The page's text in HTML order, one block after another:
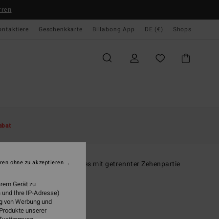
Geschenkkarte Billabong App DE (€) Shops
Schwarz Neopren-Booties mit getrennter Zehenpartie
(2 Bewertungen)
€
Gerät zu
Ihre IP-Adresse)
von Werbung und
unserer
ohne zu akzeptieren